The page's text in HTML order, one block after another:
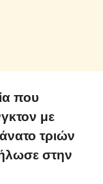
που
με
τριών
στην